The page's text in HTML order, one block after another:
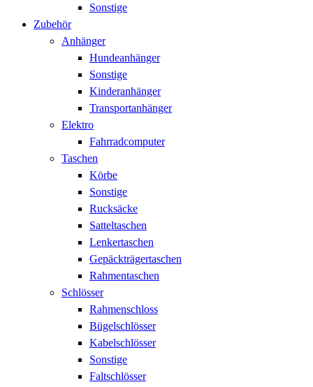
Sonstige
Zubehör
Anhänger
Hundeanhänger
Sonstige
Kinderanhänger
Transportanhänger
Elektro
Fahrradcomputer
Taschen
Körbe
Sonstige
Rucksäcke
Satteltaschen
Lenkertaschen
Gepäckträgertaschen
Rahmentaschen
Schlösser
Rahmenschloss
Bügelschlösser
Kabelschlösser
Sonstige
Faltschlösser